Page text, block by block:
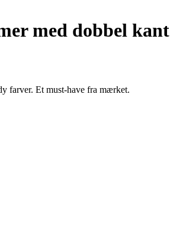
med dobbel kant
farver. Et must-have fra mærket.